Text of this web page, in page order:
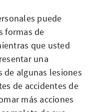
puede
formas de
que usted
una
de algunas lesiones
de accidentes de
más acciones